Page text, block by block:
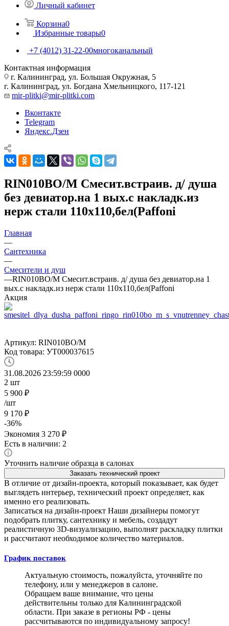
Личный кабинет
Корзина0
Избранные товары0
+7 (4012) 31-22-00многоканальный
Контактная информация
г. Калининград, ул. Большая Окружная, 5
г. Калининград, ул. Богдана Хмельницкого, 117-121
mir-plitki@mir-plitki.com
Вконтакте
Telegram
Яндекс.Дзен
RIN010BO/M Смесит.встраив. д/ душа
без девиатор.на 1 вых.с накладк.из
нерж стали 110х110,бел(Paffoni
Главная
—
Сантехника
—
Смесители и душ
—RIN010BO/M Смесит.встраив. д/ душа без девиатор.на 1
вых.с накладк.из нерж стали 110х110,бел(Paffoni
Акция
Артикул: RIN010BO/M
Код товара: УТ000037615
31.08.2026 23:59:59 0000
2 шт
5 900 ₽
/шт
9 170 ₽
-36%
Экономия 3 270 ₽
Есть в наличии: 2
Уточнить наличие образца в салонах
Заказать технический проект
В отличие от дизайн-проекта, который показывает, как будет
выглядеть интерьер, технический проект определяет, как
именно его реализовать.
Записаться на дизайн-проект Наши дизайнеры помогут
подобрать плитку, сантехнику и мебель, создадут
реалистичную 3D-визуализацию, выполнят раскладку плитки
и рассчитают необходимое количество материалов.
График поставок
Актуальную стоимость, пожалуйста, уточняйте по
телефону, или у менеджеров в салоне.
Обращаем ваше внимание, что цены
действительны только для Калининградской
области. При заказе в регионы РФ - цены
рассчитываются по индивидуальному запросу!